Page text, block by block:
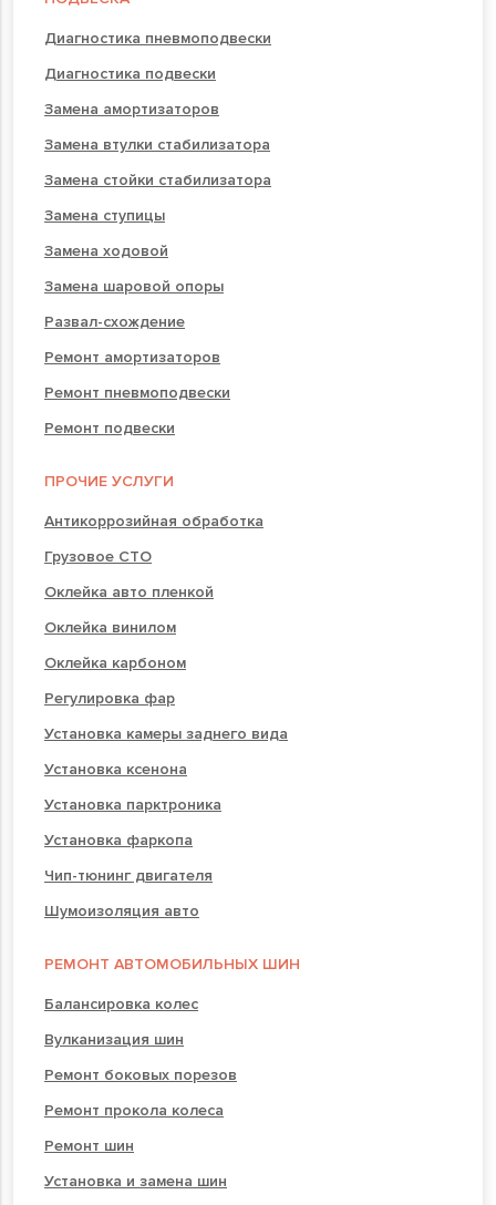
Диагностика пневмоподвески
Диагностика подвески
Замена амортизаторов
Замена втулки стабилизатора
Замена стойки стабилизатора
Замена ступицы
Замена ходовой
Замена шаровой опоры
Развал-схождение
Ремонт амортизаторов
Ремонт пневмоподвески
Ремонт подвески
ПРОЧИЕ УСЛУГИ
Антикоррозийная обработка
Грузовое СТО
Оклейка авто пленкой
Оклейка винилом
Оклейка карбоном
Регулировка фар
Установка камеры заднего вида
Установка ксенона
Установка парктроника
Установка фаркопа
Чип-тюнинг двигателя
Шумоизоляция авто
РЕМОНТ АВТОМОБИЛЬНЫХ ШИН
Балансировка колес
Вулканизация шин
Ремонт боковых порезов
Ремонт прокола колеса
Ремонт шин
Установка и замена шин